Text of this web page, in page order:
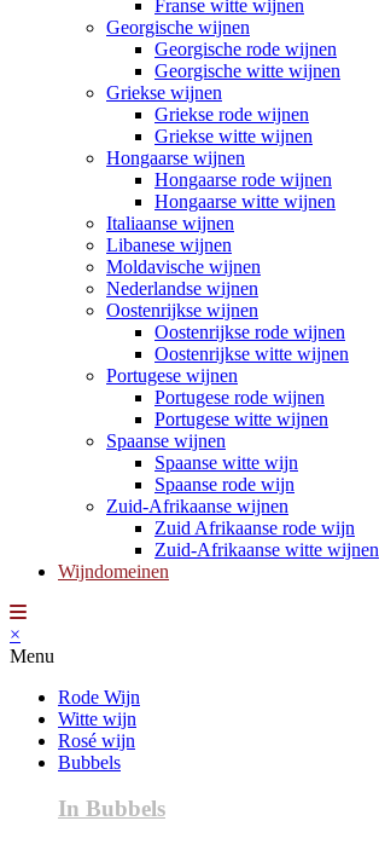
Franse witte wijnen
Georgische wijnen
Georgische rode wijnen
Georgische witte wijnen
Griekse wijnen
Griekse rode wijnen
Griekse witte wijnen
Hongaarse wijnen
Hongaarse rode wijnen
Hongaarse witte wijnen
Italiaanse wijnen
Libanese wijnen
Moldavische wijnen
Nederlandse wijnen
Oostenrijkse wijnen
Oostenrijkse rode wijnen
Oostenrijkse witte wijnen
Portugese wijnen
Portugese rode wijnen
Portugese witte wijnen
Spaanse wijnen
Spaanse witte wijn
Spaanse rode wijn
Zuid-Afrikaanse wijnen
Zuid Afrikaanse rode wijn
Zuid-Afrikaanse witte wijnen
Wijndomeinen
×
Menu
Rode Wijn
Witte wijn
Rosé wijn
Bubbels
In Bubbels